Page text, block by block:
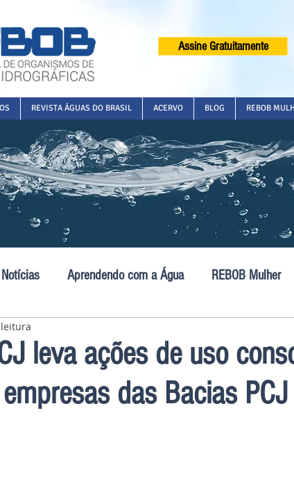
Assine Gratuitamente
REVISTA ÁGUAS DO BRASIL ACERVO BLOG REBOB
Notícias Aprendendo com a Água REBOB Mulher
leva ações de uso
das Bacias PCJ